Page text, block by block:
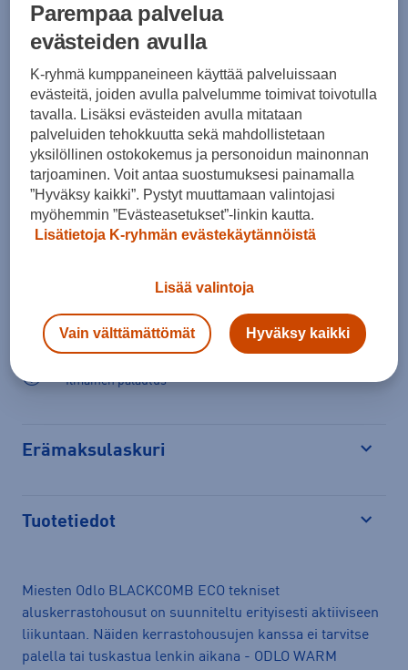
Kokotaulukko
Lisää ostoskoriin
Tarkista saatavuus ja tilaa myymälästä
Verkkokauppa: SaatavillaMyymälät: Saatavilla
Arvioitu toimitusaika 1-3 arkipäivää.
Tilaus- ja toimituskulut
Ilmainen palautus
Erämaksulaskuri
Tuotetiedot
Miesten Odlo BLACKCOMB ECO tekniset
aluskerrastohousut on suunniteltu erityisesti aktiiviseen
liikuntaan. Näiden kerrastohousujen kanssa ei tarvitse
palella tai tuskastua lenkin aikana - ODLO WARM
Parempaa palvelua
evästeiden avulla
K-ryhmä kumppaneineen käyttää palveluissaan
evästeitä, joiden avulla palvelumme toimivat toivotulla
tavalla. Lisäksi evästeiden avulla mitataan
palveluiden tehokkuutta sekä mahdollistetaan
yksilöllinen ostokokemus ja personoidun mainonnan
tarjoaminen. Voit antaa suostumuksesi painamalla
”Hyväksy kaikki”. Pystyt muuttamaan valintojasi
myöhemmin ”Evästeasetukset”-linkin kautta.
Lisätietoja K-ryhmän evästekäytännöistä
Lisää valintoja
Vain välttämättömät Hyväksy kaikki